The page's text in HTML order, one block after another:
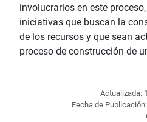
involucrarlos en este
iniciativas que buscan la
de los recursos y que sean
proceso de construcción de
Actualizada:
Fecha de